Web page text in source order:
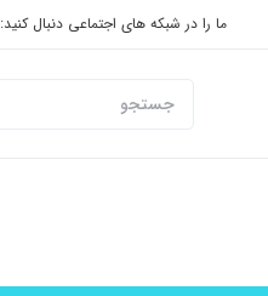
ما را در شبکه های اجتماعی دنبال کنید: